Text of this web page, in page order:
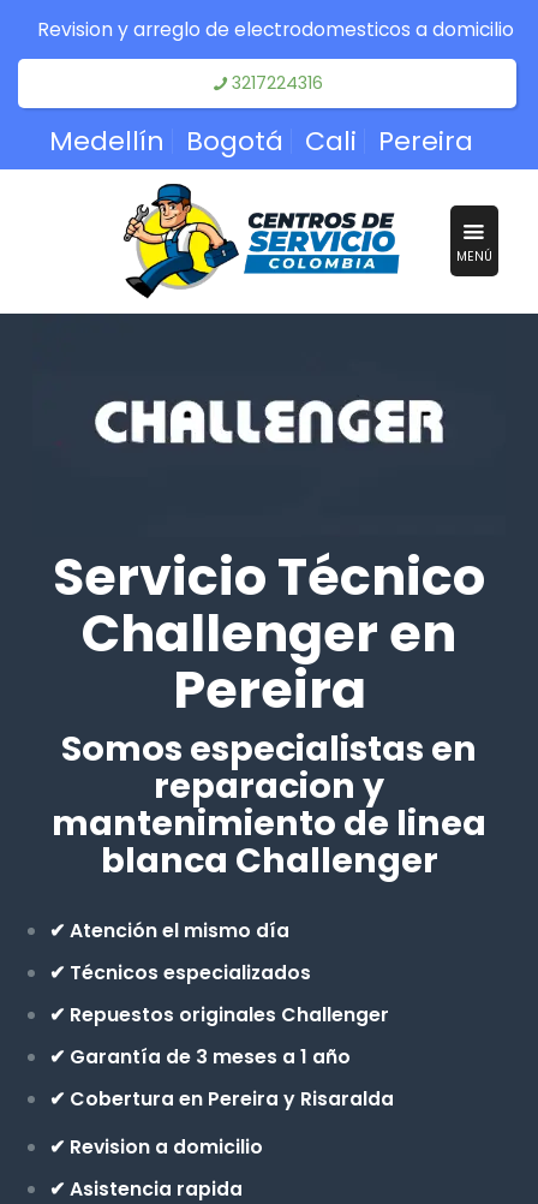
Revision y arreglo de electrodomesticos a domicilio
3217224316
Medellín Bogotá Cali Pereira
MENÚ
Servicio Técnico
Challenger en
Pereira
Somos especialistas en
reparacion y
mantenimiento de linea
blanca Challenger
✔ Atención el mismo día
✔ Técnicos especializados
✔ Repuestos originales Challenger
✔ Garantía de 3 meses a 1 año
✔ Cobertura en Pereira y Risaralda
✔ Revision a domicilio
✔ Asistencia rapida